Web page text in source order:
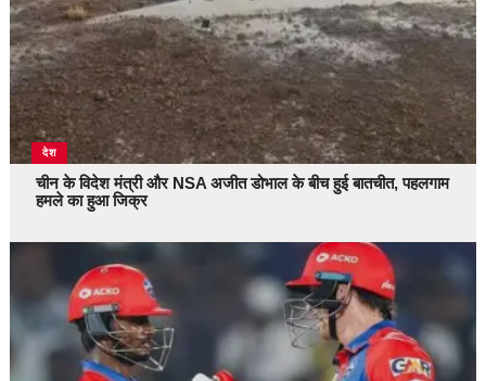
देश
चीन के विदेश मंत्री और NSA अजीत डोभाल के बीच हुई बातचीत, पहलगाम
हमले का हुआ जिक्र